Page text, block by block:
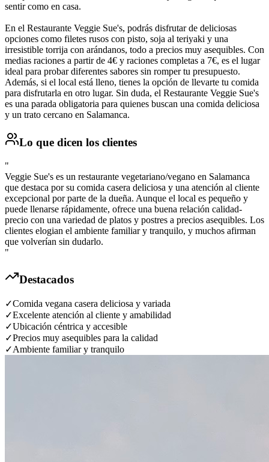
sentir como en casa.
En el Restaurante Veggie Sue's, podrás disfrutar de deliciosas
opciones como filetes rusos con pisto, soja al teriyaki y una
irresistible torrija con arándanos, todo a precios muy asequibles. Con
medias raciones a partir de 4€ y raciones completas a 7€, es el lugar
ideal para probar diferentes sabores sin romper tu presupuesto.
Además, si el local está lleno, tienes la opción de llevarte tu comida
para disfrutarla en otro lugar. Sin duda, el Restaurante Veggie Sue's
es una parada obligatoria para quienes buscan una comida deliciosa
y un trato cercano en Salamanca.
Lo que dicen los clientes
"
Veggie Sue's es un restaurante vegetariano/vegano en Salamanca
que destaca por su comida casera deliciosa y una atención al cliente
excepcional por parte de la dueña. Aunque el local es pequeño y
puede llenarse rápidamente, ofrece una buena relación calidad-
precio con una variedad de platos y postres a precios asequibles. Los
clientes elogian el ambiente familiar y tranquilo, y muchos afirman
que volverían sin dudarlo.
"
Destacados
✓Comida vegana casera deliciosa y variada
✓Excelente atención al cliente y amabilidad
✓Ubicación céntrica y accesible
✓Precios muy asequibles para la calidad
✓Ambiente familiar y tranquilo